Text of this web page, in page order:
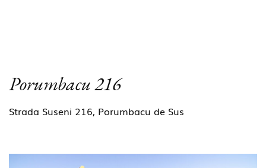
Porumbacu 216
Strada Suseni 216, Porumbacu de Sus